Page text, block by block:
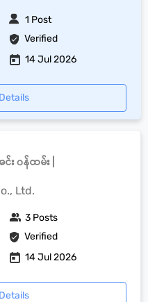
Verified
1 Post
14 Jul 2026
း ၀န်ထမ်း |
Ltd.
Verified
3 Posts
14 Jul 2026